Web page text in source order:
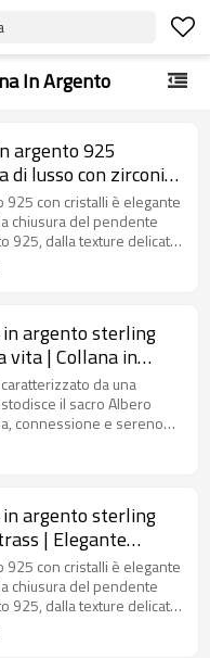
In Argento
argento 925
di lusso con zirconi e
925 con cristalli è elegante
chiusura del pendente
925, dalla texture delicata
argento sterling
vita | Collana in
ragazze
da una
il sacro Albero
connessione e sereno
argento sterling
| Elegante
forma di cuore da
925 con cristalli è elegante
chiusura del pendente
925, dalla texture delicata